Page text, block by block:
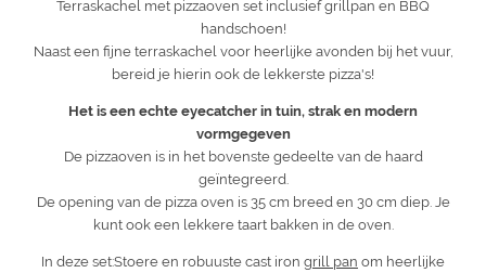
Terraskachel met pizzaoven set inclusief grillpan en BBQ
handschoen!
Naast een fijne terraskachel voor heerlijke avonden bij het vuur,
bereid je hierin ook de lekkerste pizza's!
Het is een echte eyecatcher in tuin, strak en modern
vormgegeven
De pizzaoven is in het bovenste gedeelte van de haard
geïntegreerd.
De opening van de pizza oven is 35 cm breed en 30 cm diep. Je
kunt ook een lekkere taart bakken in de oven.
In deze set:Stoere en robuuste cast iron grill pan om heerlijke